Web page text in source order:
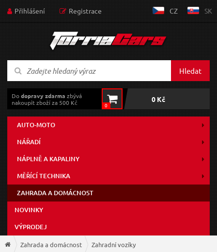
Přihlášení Registrace CZ SK
Hledat
Dodopravy zdarma zbývá
nakoupit zboží za 500 Kč
0
0 Kč
AUTO-MOTO
NÁŘADÍ
NÁPLNĚ A KAPALINY
MĚŘÍCÍ TECHNIKA
ZAHRADA A DOMÁCNOST
NOVINKY
VÝPRODEJ
Zahrada a domácnost Zahradní vozíky